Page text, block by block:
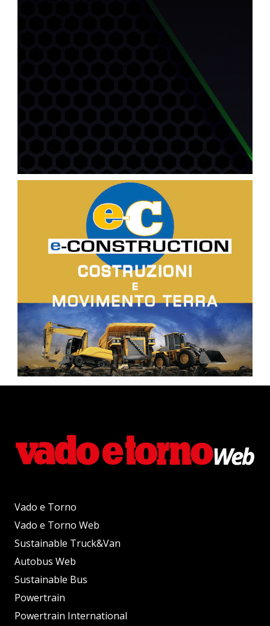
Vado e Torno
Vado e Torno Web
Sustainable Truck&Van
Autobus Web
Sustainable Bus
Powertrain
Powertrain International